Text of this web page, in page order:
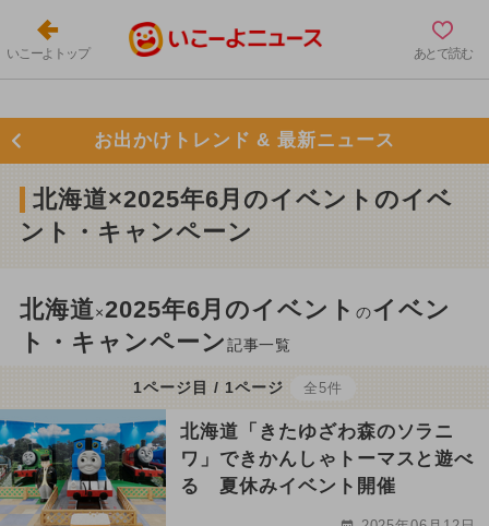
いこーよトップ あとで読む
お出かけトレンド & 最新ニュース
北海道×2025年6月のイベントのイベ
ント・キャンペーン
北海道×2025年6月のイベントのイベン
ト・キャンペーン記事一覧
1ページ目 / 1ページ 全5件
北海道「きたゆざわ森のソラニ
ワ」できかんしゃトーマスと遊べ
る 夏休みイベント開催